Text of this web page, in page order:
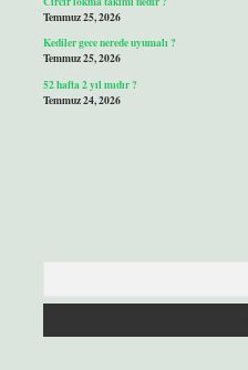
Temmuz 25, 2026
Kediler gece nerede uyumalı ?
Temmuz 25, 2026
52 hafta 2 yıl mıdır ?
Temmuz 24, 2026